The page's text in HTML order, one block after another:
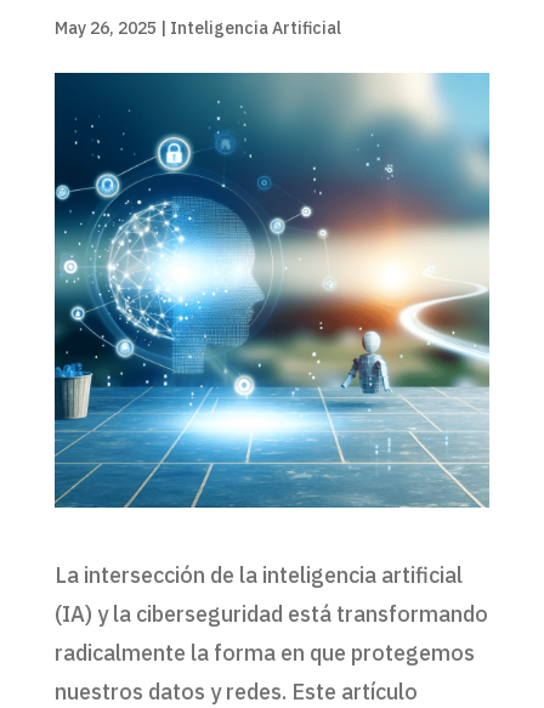
May 26, 2025 | Inteligencia Artificial
La intersección de la inteligencia artificial
(IA) y la ciberseguridad está transformando
radicalmente la forma en que protegemos
nuestros datos y redes. Este artículo